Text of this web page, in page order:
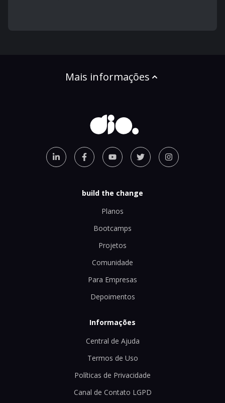
Mais informações
build the change
Planos
Bootcamps
Projetos
Comunidade
Para Empresas
Depoimentos
Informações
Central de Ajuda
Termos de Uso
Políticas de Privacidade
Canal de Contato LGPD